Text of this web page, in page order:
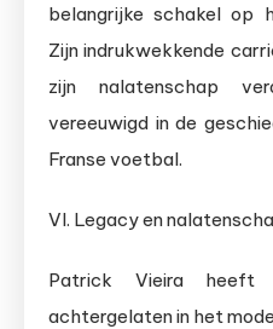
belangrijke schakel op
Zijn indrukwekkende
zijn nalatenschap
vereeuwigd in de
Franse voetbal.
VI. Legacy en
Patrick Vieira heeft
achtergelaten in het